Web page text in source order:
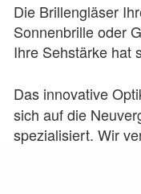
Die Brillengläser
Sonnenbrille oder
Ihre Sehstärke hat
Das innovative
sich auf die
spezialisiert. Wir
Brillen seit 2015.
neue